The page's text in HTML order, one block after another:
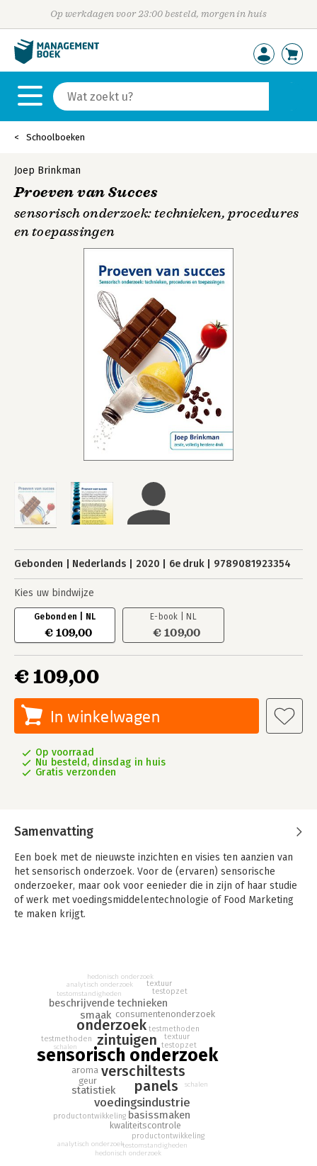
Op werkdagen voor 23:00 besteld, morgen in huis
Schoolboeken
Joep Brinkman
Proeven van Succes
sensorisch onderzoek: technieken, procedures
en toepassingen
Gebonden Nederlands 2020 6e druk 9789081923354
Kies uw bindwijze
Gebonden | NL
€ 109,00
E-book | NL
€ 109,00
€ 109,00
In winkelwagen
Op voorraad
Nu besteld, dinsdag in huis
Gratis verzonden
Samenvatting
Een boek met de nieuwste inzichten en visies ten aanzien van
het sensorisch onderzoek. Voor de (ervaren) sensorische
onderzoeker, maar ook voor eenieder die in zijn of haar studie
of werk met voedingsmiddelentechnologie of Food Marketing
te maken krijgt.
sensorisch onderzoek
zintuigen
verschiltests
onderzoek
panels
voedingsindustrie
statistiek
smaak
beschrijvende technieken
basissmaken
aroma
geur
consumentenonderzoek
kwaliteitscontrole
testmethoden
textuur
testopzet
productontwikkeling
testomstandigheden
analytisch onderzoek
schalen
hedonisch onderzoek
testmethoden
textuur
testopzet
productontwikkeling
testomstandigheden
analytisch onderzoek
schalen
hedonisch onderzoek